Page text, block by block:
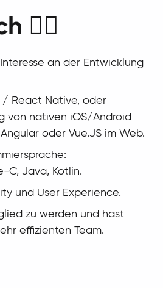
🙋‍♂️
an der Entwicklung
/ React Native, oder
von nativen iOS/Android
oder Vue.JS im Web.
C, Java, Kotlin.
und User Experience.
zu werden und hast
effizienten Team.